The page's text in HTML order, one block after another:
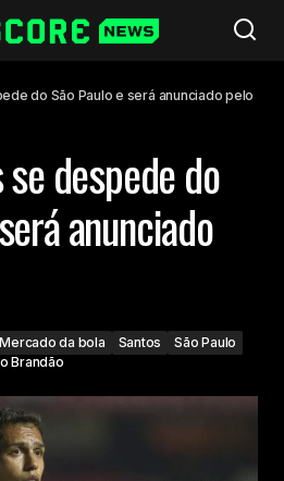
do São Paulo e será anunciado pelo
despede do
anunciado
Mercado da bola Santos
São Paulo
Brandão